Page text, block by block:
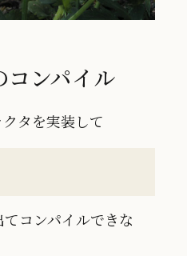
ンパイル
タを実装して
コンパイルできな